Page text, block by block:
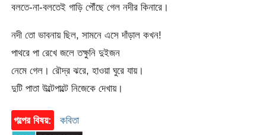
বলতে-না-বলতেই গাড়ি পৌঁছে গেল নদীর কিনারে।
নদী তো ভাবনায় ছিল, সামনে এসে দাঁড়াল কখন!
পাথরে পা রেখে জলে তক্ষুনি দুইজন
নেমে গেল। রৌদ্র ঝরে, হাওয়া ঘুরে যায়।
দুটি পাতা উল্টেপাল্টে নিজেকে দেখায়।
গল্পের বিষয়: কবিতা